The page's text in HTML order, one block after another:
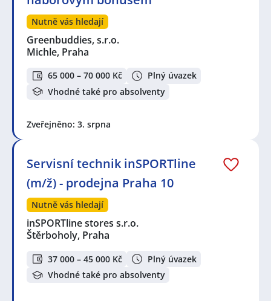
Nutně vás hledají
Greenbuddies, s.r.o.
Michle, Praha
65 000 – 70 000 Kč
Plný úvazek
Vhodné také pro absolventy
Zveřejněno: 3. srpna
Servisní technik inSPORTline
(m/ž) - prodejna Praha 10
Nutně vás hledají
inSPORTline stores s.r.o.
Štěrboholy, Praha
37 000 – 45 000 Kč
Plný úvazek
Vhodné také pro absolventy